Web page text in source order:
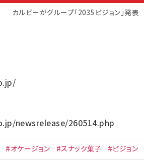
カルビーがグループ「2035ビジョン」発表
newsrelease/260514.php
#オケージョン #スナック菓子 #ビジョン